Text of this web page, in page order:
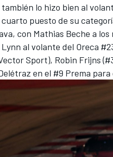
también lo hizo bien al
puesto de su
con Mathias Beche a los
al volante del Oreca
Sport), Robin Frijns
en el #9 Prema